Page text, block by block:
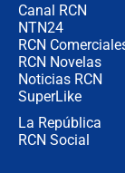
Canal RCN
NTN24
RCN
RCN Novelas
Noticias RCN
SuperLike
La República
RCN Social